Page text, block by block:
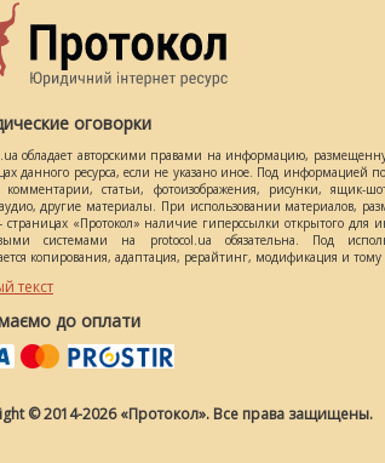
оговорки
обладает авторскими правами на информацию,
данного ресурса, если не указано иное. Под информацией
комментарии, статьи, фотоизображения, рисунки, ящик-
другие материалы. При использовании материалов,
страницах «Протокол» наличие гиперссылки открытого для
системами на protocol.ua обязательна. Под
копирования, адаптация, рерайтинг, модификация и тому
текст
до оплати
© 2014-2026 «Протокол». Все права защищены.